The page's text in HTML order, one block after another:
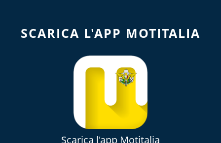
SCARICA L'APP MOTITALIA
Scarica l'app Motitalia